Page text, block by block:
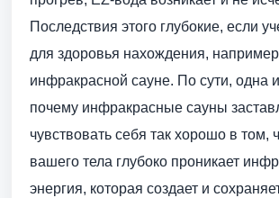
Последствия этого глубокие, если
для здоровья нахождения,
инфракрасной сауне. По сути, одна
почему инфракрасные сауны
чувствовать себя так хорошо в том,
вашего тела глубоко проникает
энергия, которая создает и